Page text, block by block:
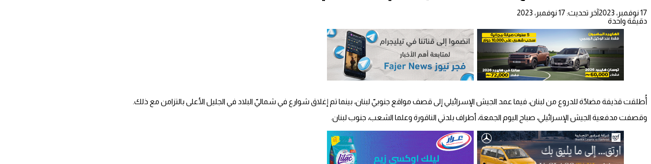
17 نوفمبر، 2023
آخر تحديث: 17 نوفمبر، 2023
دقيقة واحدة
أُطلقت قذيفة مضادّة للدروع من لبنان، فيما عمد الجيش الإسرائيلي إلى قصف مواقع جنوبيّ لبنان، بينما تم إغلاق شوارع في شماليّ البلاد في الجليل الأعلى بالتزامن مع ذلك.
وقصفت مدفعية الجيش الإسرائيلي، صباح اليوم الجمعة، أطراف بلدتي الناقورة وعلما الشعب، جنوب لبنان.